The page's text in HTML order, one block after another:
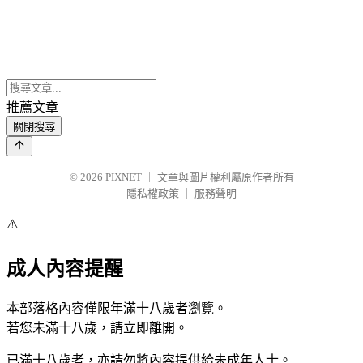
推薦文章
關閉搜尋
© 2026 PIXNET
文章與圖片權利屬原作者所有
隱私權政策
服務聲明
⚠️
成人內容提醒
本部落格內容僅限年滿十八歲者瀏覽。
若您未滿十八歲，請立即離開。
已滿十八歲者，亦請勿將內容提供給未成年人士。